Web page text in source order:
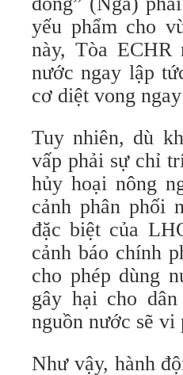
yếu phẩm cho
này, Tòa ECHR
nước ngay lập
cơ diệt vong
Tuy nhiên, dù
vấp phải sự chỉ
hủy hoại nông
cảnh phân phối
đặc biệt của
cảnh báo chính
cho phép dùng
gây hại cho
nguồn nước sẽ vi
Như vậy, hành